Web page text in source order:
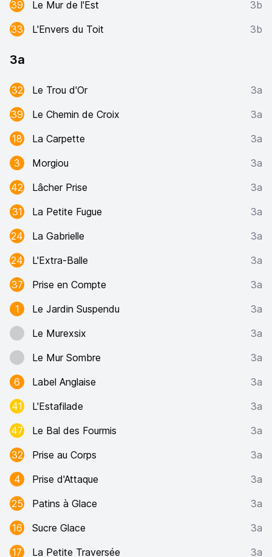
39
Le Mur de l'Est
3b
33
L'Envers du Toit 3b
3a
32 Le Trou d'Or
3a
39
Le Chemin de Croix
3a
18
La Carpette
3a
3
Morgiou
3a
42
Lâcher Prise
3a
31
La Petite Fugue
3a
24
La Gabrielle
3a
24
L'Extra-Balle
3a
37
Prise en Compte
3a
1
Le Jardin Suspendu
3a
Le Murexsix
3a
Le Mur Sombre
3a
6
Label Anglaise
3a
41
L'Estafilade
3a
47
Le Bal des Fourmis
3a
32
Prise au Corps
3a
4
Prise d'Attaque
3a
25
Patins à Glace
3a
16
Sucre Glace
3a
17
La Petite Traversée
3a